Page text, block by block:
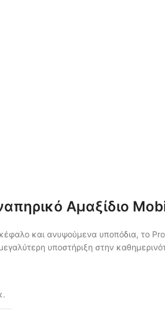
Αμαξίδιο
και ανυψούμενα υποπόδια, το
υποστήριξη στην